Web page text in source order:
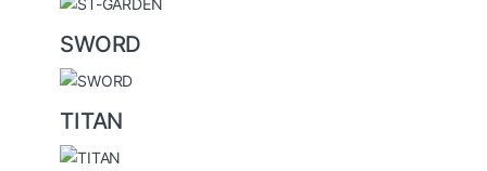
SWORD
TITAN